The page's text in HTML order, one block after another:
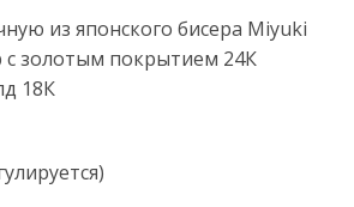
из японского бисера Miyuki
с золотым покрытием 24К
18К